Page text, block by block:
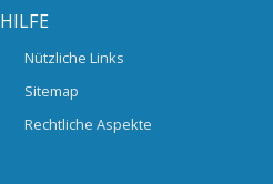
HILFE
Nützliche Links
Sitemap
Rechtliche Aspekte